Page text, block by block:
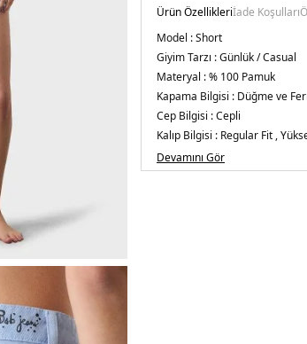
Ürün Özellikleriİade Koşulları
Model :Short
Giyim Tarzı :Günlük / Casual
Materyal :% 100 Pamuk
Kapama Bilgisi : Düğme ve
Cep Bilgisi :Cepli
Kalıp Bilgisi : Regular Fit ,
Detay : - Belde yazı detayı
Üretim Yeri :Türkiye
Devamını Gör